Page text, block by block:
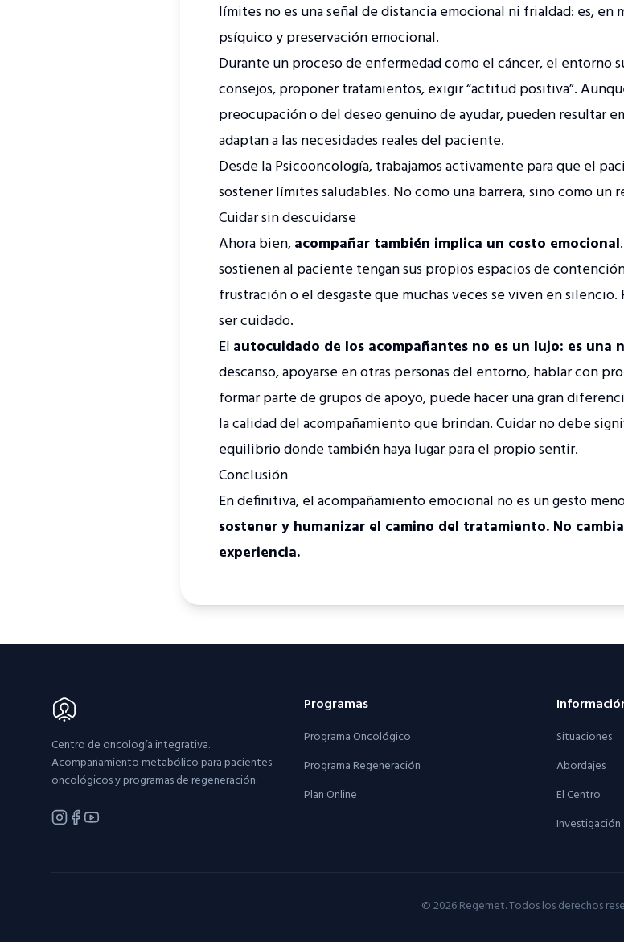
límites no es una señal de distancia emocional ni frialdad: es, en
psíquico y preservación emocional.
Durante un proceso de enfermedad como el cáncer, el entorno
consejos, proponer tratamientos, exigir “actitud positiva”.
preocupación o del deseo genuino de ayudar, pueden resultar
adaptan a las necesidades reales del paciente.
Desde la Psicooncología, trabajamos activamente para que el
sostener límites saludables. No como una barrera, sino como un
Cuidar sin descuidarse
Ahora bien,acompañar también implica un costo emocional
sostienen al paciente tengan sus propios espacios de
frustración o el desgaste que muchas veces se viven en
ser cuidado.
El autocuidado de los acompañantes no es un lujo: es una
descanso, apoyarse en otras personas del entorno, hablar con
formar parte de grupos de apoyo, puede hacer una gran
la calidad del acompañamiento que brindan. Cuidar no debe
equilibrio donde también haya lugar para el propio sentir.
Conclusión
En definitiva, el acompañamiento emocional no es un gesto
sostener y humanizar el camino del tratamiento. No
experiencia.
Centro de oncología integrativa.
Acompañamiento metabólico para pacientes
oncológicos y programas de regeneración.
Programas
Programa Oncológico
Programa Regeneración
Plan Online
Situaciones
Abordajes
El Centro
Investigación
©2026Regemet. Todos los derechos